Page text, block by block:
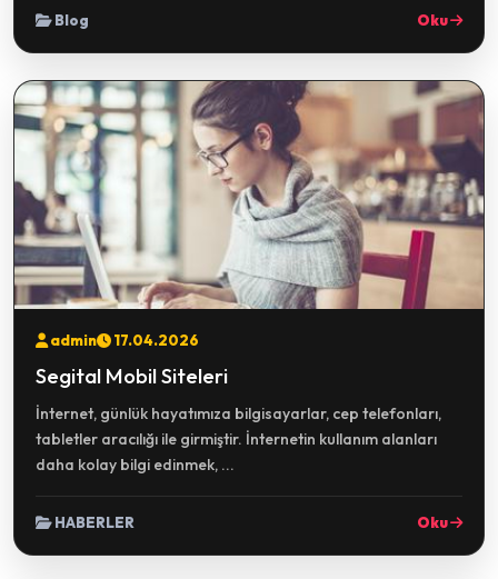
Blog Oku
admin 17.04.2026
Segital Mobil Siteleri
İnternet, günlük hayatımıza bilgisayarlar, cep telefonları,
tabletler aracılığı ile girmiştir. İnternetin kullanım alanları
daha kolay bilgi edinmek, ...
HABERLER Oku